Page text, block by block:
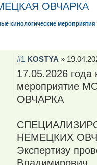
ОВЧАРКА
кинологические мероприятия
#1 KOSTYA »
17.05.2026 года
мероприятие
ОВЧАРКА
НЕМЕЦКИХ
Экспертизу